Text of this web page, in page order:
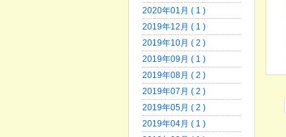
2020年01月 ( 1 )
2019年12月 ( 1 )
2019年10月 ( 2 )
2019年09月 ( 1 )
2019年08月 ( 2 )
2019年07月 ( 2 )
2019年05月 ( 2 )
2019年04月 ( 1 )